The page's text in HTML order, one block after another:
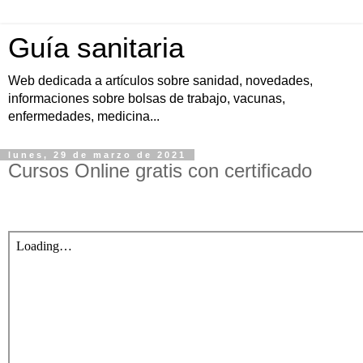
Guía sanitaria
Web dedicada a artículos sobre sanidad, novedades,
informaciones sobre bolsas de trabajo, vacunas,
enfermedades, medicina...
lunes, 29 de marzo de 2021
Cursos Online gratis con certificado